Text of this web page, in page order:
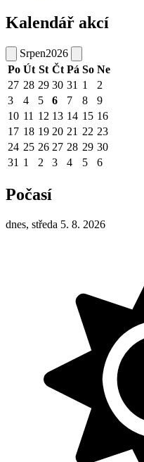
Kalendář akcí
Srpen2026
Po Út St Čt Pá So Ne
27 28 29 30 31 1
2
3
4 5 6 7 8
9
10 11 12 13 14 15 16
17 18 19 20 21 22 23
24 25 26 27 28 29 30
31 1 2 3 4 5 6
Počasí
dnes, středa 5. 8. 2026